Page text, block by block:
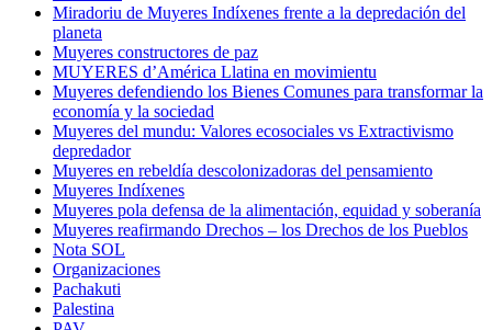
Miradoriu de Muyeres Indíxenes frente a la depredación del
planeta
Muyeres constructores de paz
MUYERES d’América Llatina en movimientu
Muyeres defendiendo los Bienes Comunes para transformar la
economía y la sociedad
Muyeres del mundu: Valores ecosociales vs Extractivismo
depredador
Muyeres en rebeldía descolonizadoras del pensamiento
Muyeres Indíxenes
Muyeres pola defensa de la alimentación, equidad y soberanía
Muyeres reafirmando Drechos – los Drechos de los Pueblos
Nota SOL
Organizaciones
Pachakuti
Palestina